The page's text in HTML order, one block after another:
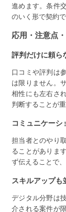
進めます。条件
のいく形で契約
応用・注意点
評判だけに頼ら
口コミや評判は
は限りません。
相性にも左右さ
判断することが重
コミュニケーシ
担当者とのやり
ることがありま
ず伝えることで
スキルアップも
デジタル分野は
介される案件が